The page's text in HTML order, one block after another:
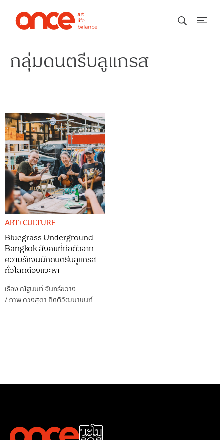
กลุ่มดนตรีบลูแกรส
ART+CULTURE
Bluegrass Underground
Bangkok สังคมที่ก่อตัวจาก
ความรักจนนักดนตรีบลูแกรส
ทั่วโลกต้องแวะหา
เรื่องณัฐนนท์ จันทร์ขวาง
/ภาพดวงสุดา กิตติวัฒนานนท์